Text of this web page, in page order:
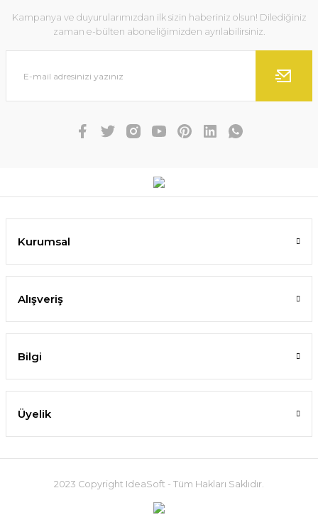
Kampanya ve duyurularımızdan ilk sizin haberiniz olsun! Dilediğiniz
zaman e-bülten aboneliğimizden ayrılabilirsiniz.
Kurumsal
Alışveriş
Bilgi
Üyelik
2023 Copyright IdeaSoft - Tüm Hakları Saklıdır.